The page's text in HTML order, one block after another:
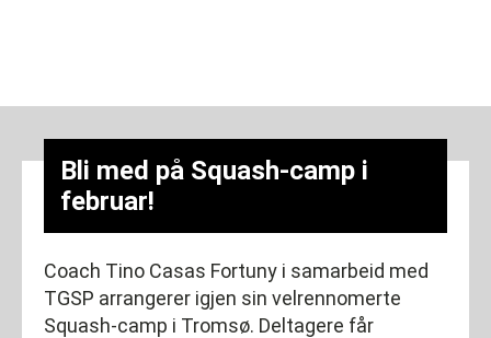
Bli med på Squash-camp i
februar!
Coach Tino Casas Fortuny i samarbeid med
TGSP arrangerer igjen sin velrennomerte
Squash-camp i Tromsø. Deltagere får